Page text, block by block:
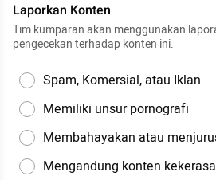
Laporkan Konten
Tim kumparan akan menggunakan
pengecekan terhadap konten ini.
Spam, Komersial, atau Iklan
Memiliki unsur pornografi
Membahayakan atau
Mengandung konten